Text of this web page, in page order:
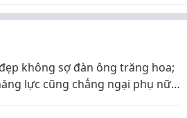
không sợ đàn ông trăng hoa;
lực cũng chẳng ngại phụ nữ